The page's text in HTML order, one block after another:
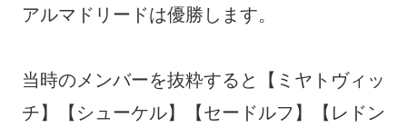
アルマドリードは優勝します。
当時のメンバーを抜粋すると【ミヤトヴィッ
チ】【シューケル】【セードルフ】【レドン